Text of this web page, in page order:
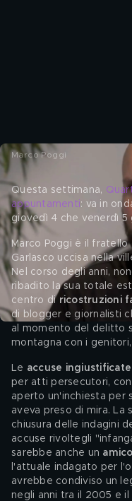
Marco Poggi
Questa settimana,
appuntamenti: va in
giovedì 4 che venerdì 5
Marco Poggi è il fratello
Garlasco uccisa nella
Nel corso degli anni,
ribadito la sua totale
centro di ricostruzioni
di blogger e giornalisti
al momento del delitto
montagna con i
Le accuse ingiustificate
per atti persecutori, con
aperto un'inchiesta per
aveva preso di mira. La
chiusura delle indagini
accuse rivoltegli
sarebbe anche un
l'attuale indagato per
avrebbe condiviso un
negli anni tra il 2005 e il